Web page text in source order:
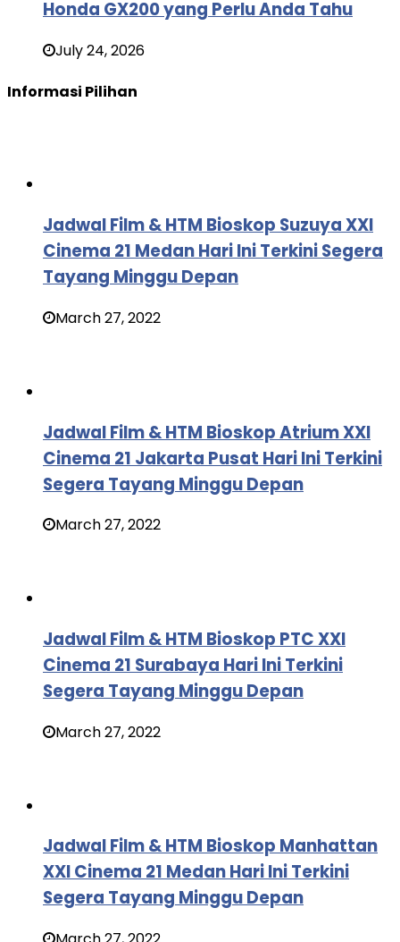
Honda GX200 yang Perlu Anda Tahu
July 24, 2026
Informasi Pilihan
Jadwal Film & HTM Bioskop Suzuya XXI
Cinema 21 Medan Hari Ini Terkini Segera
Tayang Minggu Depan
March 27, 2022
Jadwal Film & HTM Bioskop Atrium XXI
Cinema 21 Jakarta Pusat Hari Ini Terkini
Segera Tayang Minggu Depan
March 27, 2022
Jadwal Film & HTM Bioskop PTC XXI
Cinema 21 Surabaya Hari Ini Terkini
Segera Tayang Minggu Depan
March 27, 2022
Jadwal Film & HTM Bioskop Manhattan
XXI Cinema 21 Medan Hari Ini Terkini
Segera Tayang Minggu Depan